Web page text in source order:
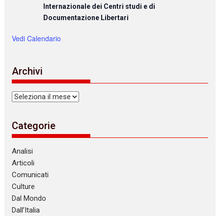
Internazionale dei Centri studi e di
Documentazione Libertari
Vedi Calendario
Archivi
Archivi
Categorie
Analisi
Articoli
Comunicati
Culture
Dal Mondo
Dall’Italia